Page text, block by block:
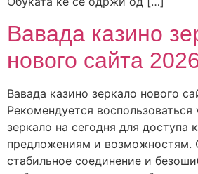
Вавада казино
нового сайта
Вавада казино зеркало нового
Рекомендуется воспользоваться
зеркало на сегодня для доступа
предложениям и возможностям.
стабильное соединение и